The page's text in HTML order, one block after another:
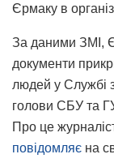
Єрмаку в
За даними ЗМІ,
документи
людей у Службі
голови СБУ та
Про це
повідомляє на